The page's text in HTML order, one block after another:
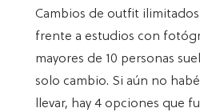
Cambios de outfit
frente a estudios con
mayores de 10 personas
solo cambio. Si aún no
llevar, hay 4 opciones que